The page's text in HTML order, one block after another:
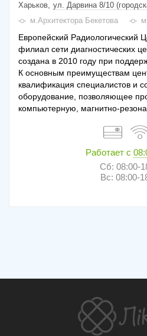
Харьков ул. Дарвина 8/10
м.Архитектора Бекетова
Европейский Радиологический
филиал сети диагностических
создана в 2010 году при
К основным преимуществам
квалификация специалистов и
оборудование, позволяющее
компьютерную, магнитно-
Работает с
Сб: 08:00-
Вс: 08:00-